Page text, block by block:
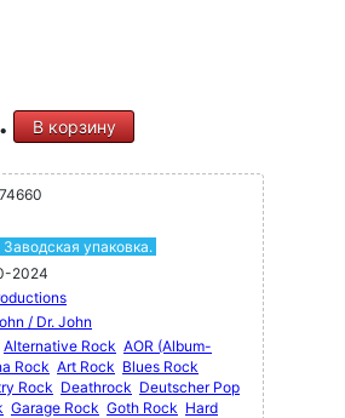
В корзину
упаковка.
2024
/ Dr. John
Alternative Rock AOR (Album-
Rock Art Rock Blues Rock
Rock Deathrock Deutscher Pop
Garage Rock Goth Rock Hard